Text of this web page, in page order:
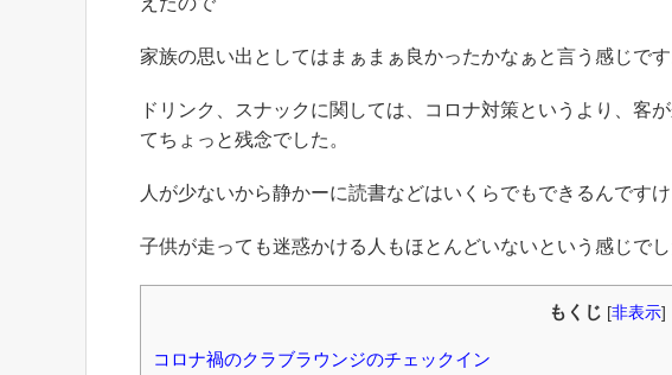
家族の思い出としてはまぁまぁ良かったかなぁと言う感じです
ドリンク、スナックに関しては、コロナ対策というより、客
てちょっと残念でした。
人が少ないから静かーに読書などはいくらでもできるんですけ
子供が走っても迷惑かける人もほとんどいないという感じでし
もくじ [非表示]
コロナ禍のクラブラウンジのチェックイン